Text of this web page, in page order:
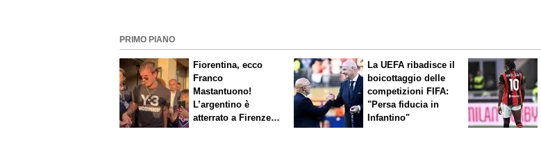
PRIMO PIANO
Fiorentina, ecco
Franco
Mastantuono!
L’argentino è
atterrato a Firenze,
La UEFA ribadisce il
boicottaggio delle
competizioni FIFA:
"Persa fiducia in
Infantino"